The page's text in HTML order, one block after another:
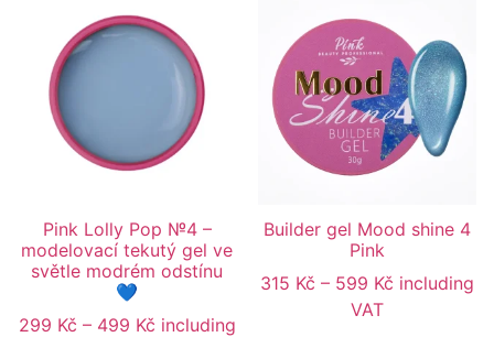
Pink Lolly Pop №4 –
modelovací tekutý gel ve
světle modrém odstínu
💙
299 Kč – 499 Kč including
Builder gel Mood shine 4
Pink
315 Kč – 599 Kč including
VAT